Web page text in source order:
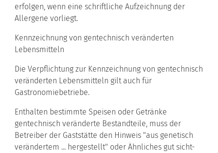
erfolgen, wenn eine schriftliche Aufzeichnung der
Allergene vorliegt.
Kennzeichnung von gentechnisch veränderten
Lebensmitteln
Die Verpflichtung zur Kennzeichnung von gentechnisch
veränderten Lebensmitteln gilt auch für
Gastronomiebetriebe.
Enthalten bestimmte Speisen oder Getränke
gentechnisch veränderte Bestandteile, muss der
Betreiber der Gaststätte den Hinweis "aus genetisch
verändertem ... hergestellt" oder Ähnliches gut sicht-